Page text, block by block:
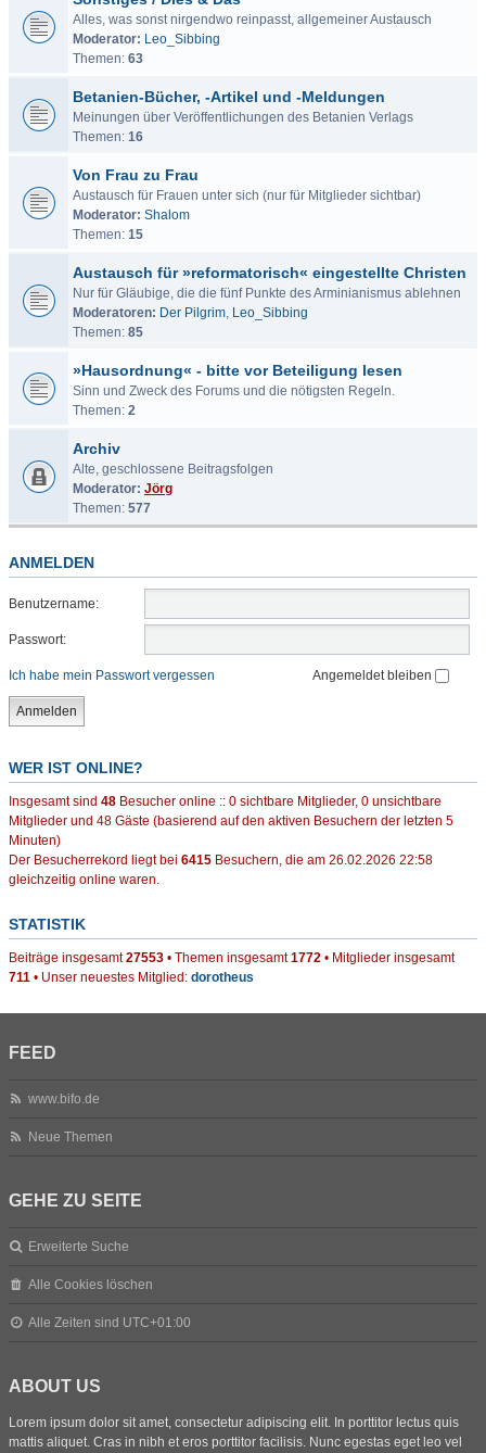
Alles, was sonst nirgendwo reinpasst, allgemeiner Austausch
Moderator: Leo_Sibbing
Themen: 63
Betanien-Bücher, -Artikel und -Meldungen
Meinungen über Veröffentlichungen des Betanien Verlags
Themen: 16
Von Frau zu Frau
Austausch für Frauen unter sich (nur für Mitglieder sichtbar)
Moderator: Shalom
Themen: 15
Austausch für »reformatorisch« eingestellte Christen
Nur für Gläubige, die die fünf Punkte des Arminianismus ablehnen
Moderatoren: Der Pilgrim, Leo_Sibbing
Themen: 85
»Hausordnung« - bitte vor Beteiligung lesen
Sinn und Zweck des Forums und die nötigsten Regeln.
Themen: 2
Archiv
Alte, geschlossene Beitragsfolgen
Moderator: Jörg
Themen: 577
ANMELDEN
Benutzername:
Passwort:
Ich habe mein Passwort vergessen Angemeldet bleiben
WER IST ONLINE?
Insgesamt sind 48 Besucher online :: 0 sichtbare Mitglieder, 0 unsichtbare
Mitglieder und 48 Gäste (basierend auf den aktiven Besuchern der letzten 5
Minuten)
Der Besucherrekord liegt bei 6415 Besuchern, die am 26.02.2026 22:58
gleichzeitig online waren.
STATISTIK
Beiträge insgesamt27553 • Themen insgesamt1772 • Mitglieder insgesamt
711 • Unser neuestes Mitglied: dorotheus
FEED
www.bifo.de
Neue Themen
GEHE ZU SEITE
Erweiterte Suche
Alle Cookies löschen
Alle Zeiten sind UTC+01:00
ABOUT US
Lorem ipsum dolor sit amet, consectetur adipiscing elit. In porttitor lectus quis
mattis aliquet. Cras in nibh et eros porttitor facilisis. Nunc egestas eget leo vel